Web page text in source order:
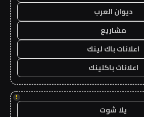
ديوان العرب
مشاريع
اعلانات باك لينك
اعلانات باكلينك
!
يلا شوت